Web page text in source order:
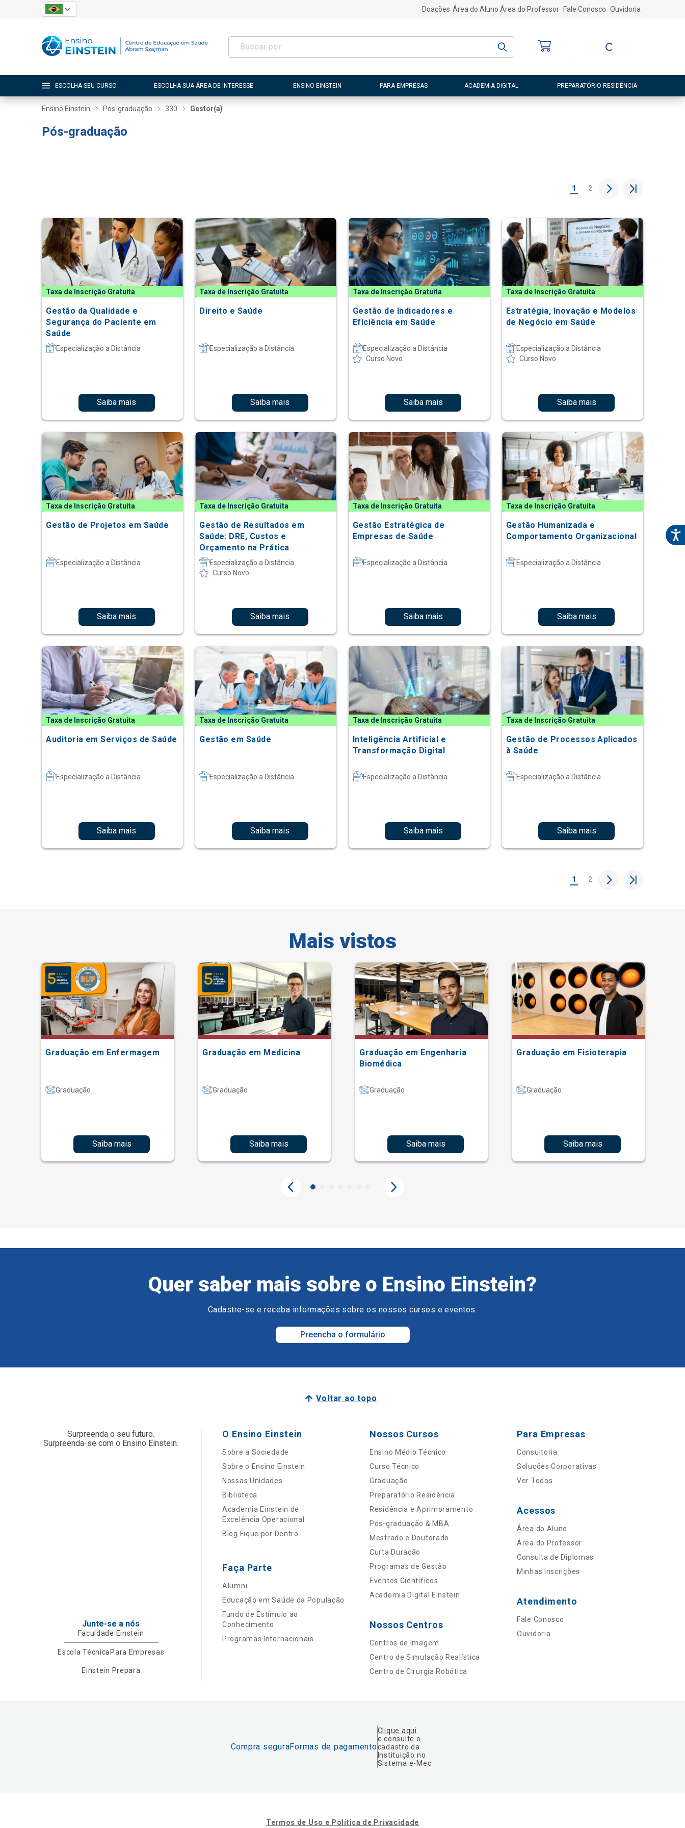
Doações Área do Aluno Área do Professor Fale Conosco Ouvidoria
Entre ou Cadastre-
ESCOLHA SEU CURSO ESCOLHA SUA ÁREA DE INTERESSE ENSINO EINSTEIN PARA EMPRESAS ACADEMIA DIGITAL PREPARATÓRIO RESIDÊNCIA
Ensino Einstein Pós-graduação 330 Gestor(a)
Pós-graduação
1 2
Taxa de Inscrição Gratuita
Gestão da Qualidade e
Segurança do Paciente em
Saúde
Especialização a Distância
Saiba mais
Taxa de Inscrição Gratuita
Direito e Saúde
Especialização a Distância
Saiba mais
Taxa de Inscrição Gratuita
Gestão de Indicadores e
Eficiência em Saúde
Especialização a Distância
Curso Novo
Saiba mais
Taxa de Inscrição Gratuita
Estratégia, Inovação e Modelos
de Negócio em Saúde
Especialização a Distância
Curso Novo
Saiba mais
Taxa de Inscrição Gratuita
Gestão de Projetos em Saúde
Especialização a Distância
Saiba mais
Taxa de Inscrição Gratuita
Gestão de Resultados em
Saúde: DRE, Custos e
Orçamento na Prática
Especialização a Distância
Curso Novo
Saiba mais
Taxa de Inscrição Gratuita
Gestão Estratégica de
Empresas de Saúde
Especialização a Distância
Saiba mais
Taxa de Inscrição Gratuita
Gestão Humanizada e
Comportamento Organizacional
Especialização a Distância
Saiba mais
Taxa de Inscrição Gratuita
Auditoria em Serviços de Saúde
Especialização a Distância
Saiba mais
Taxa de Inscrição Gratuita
Gestão em Saúde
Especialização a Distância
Saiba mais
Taxa de Inscrição Gratuita
Inteligência Artificial e
Transformação Digital
Especialização a Distância
Saiba mais
Taxa de Inscrição Gratuita
Gestão de Processos Aplicados
à Saúde
Especialização a Distância
Saiba mais
1 2
Mais vistos
Graduação em Enfermagem
Graduação
Saiba mais
Graduação em Medicina
Graduação
Saiba mais
Graduação em Engenharia
Biomédica
Graduação
Saiba mais
Graduação em Fisioterapia
Graduação
Saiba mais
Quer saber mais sobre o Ensino Einstein?
Cadastre-se e receba informações sobre os nossos cursos e eventos.
Preencha o formulário
Voltar ao topo
Surpreenda o seu futuro.
Surpreenda-se com o Ensino Einstein.
Junte-se a nós
Faculdade Einstein
Escola TécnicaPara Empresas
Einstein Prepara
O Ensino Einstein
Sobre a Sociedade
Sobre o Ensino Einstein
Nossas Unidades
Biblioteca
Academia Einstein de
Excelência Operacional
Blog Fique por Dentro
Faça Parte
Alumni
Educação em Saúde da População
Fundo de Estímulo ao
Conhecimento
Programas Internacionais
Nossos Cursos
Ensino Médio Técnico
Curso Técnico
Graduação
Preparatório Residência
Residência e Aprimoramento
Pós-graduação & MBA
Mestrado e Doutorado
Curta Duração
Programas de Gestão
Eventos Científicos
Academia Digital Einstein
Nossos Centros
Centros de Imagem
Centro de Simulação Realística
Centro de Cirurgia Robótica
Para Empresas
Consultoria
Soluções Corporativas
Ver Todos
Acessos
Área do Aluno
Área do Professor
Consulta de Diplomas
Minhas Inscrições
Atendimento
Fale Conosco
Ouvidoria
Compra seguraFormas de pagamento
Clique aqui
e consulte o
cadastro da
Instituição no
Sistema e-Mec
Termos de Uso e Política de Privacidade